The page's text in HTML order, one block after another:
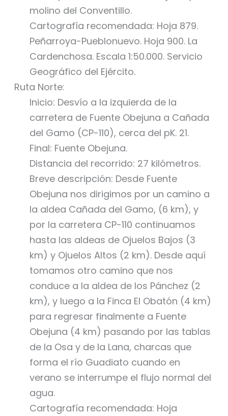
molino del Conventillo.
Cartografía recomendada: Hoja 879.
Peñarroya-Pueblonuevo. Hoja 900. La
Cardenchosa. Escala 1:50.000. Servicio
Geográfico del Ejército.
Ruta Norte:
Inicio: Desvío a la izquierda de la
carretera de Fuente Obejuna a Cañada
del Gamo (CP-110), cerca del pK. 21.
Final: Fuente Obejuna.
Distancia del recorrido: 27 kilómetros.
Breve descripción: Desde Fuente
Obejuna nos dirigimos por un camino a
la aldea Cañada del Gamo, (6 km), y
por la carretera CP-110 continuamos
hasta las aldeas de Ojuelos Bajos (3
km) y Ojuelos Altos (2 km). Desde aquí
tomamos otro camino que nos
conduce a la aldea de los Pánchez (2
km), y luego a la Finca El Obatón (4 km)
para regresar finalmente a Fuente
Obejuna (4 km) pasando por las tablas
de la Osa y de la Lana, charcas que
forma el río Guadiato cuando en
verano se interrumpe el flujo normal del
agua.
Cartografía recomendada: Hoja